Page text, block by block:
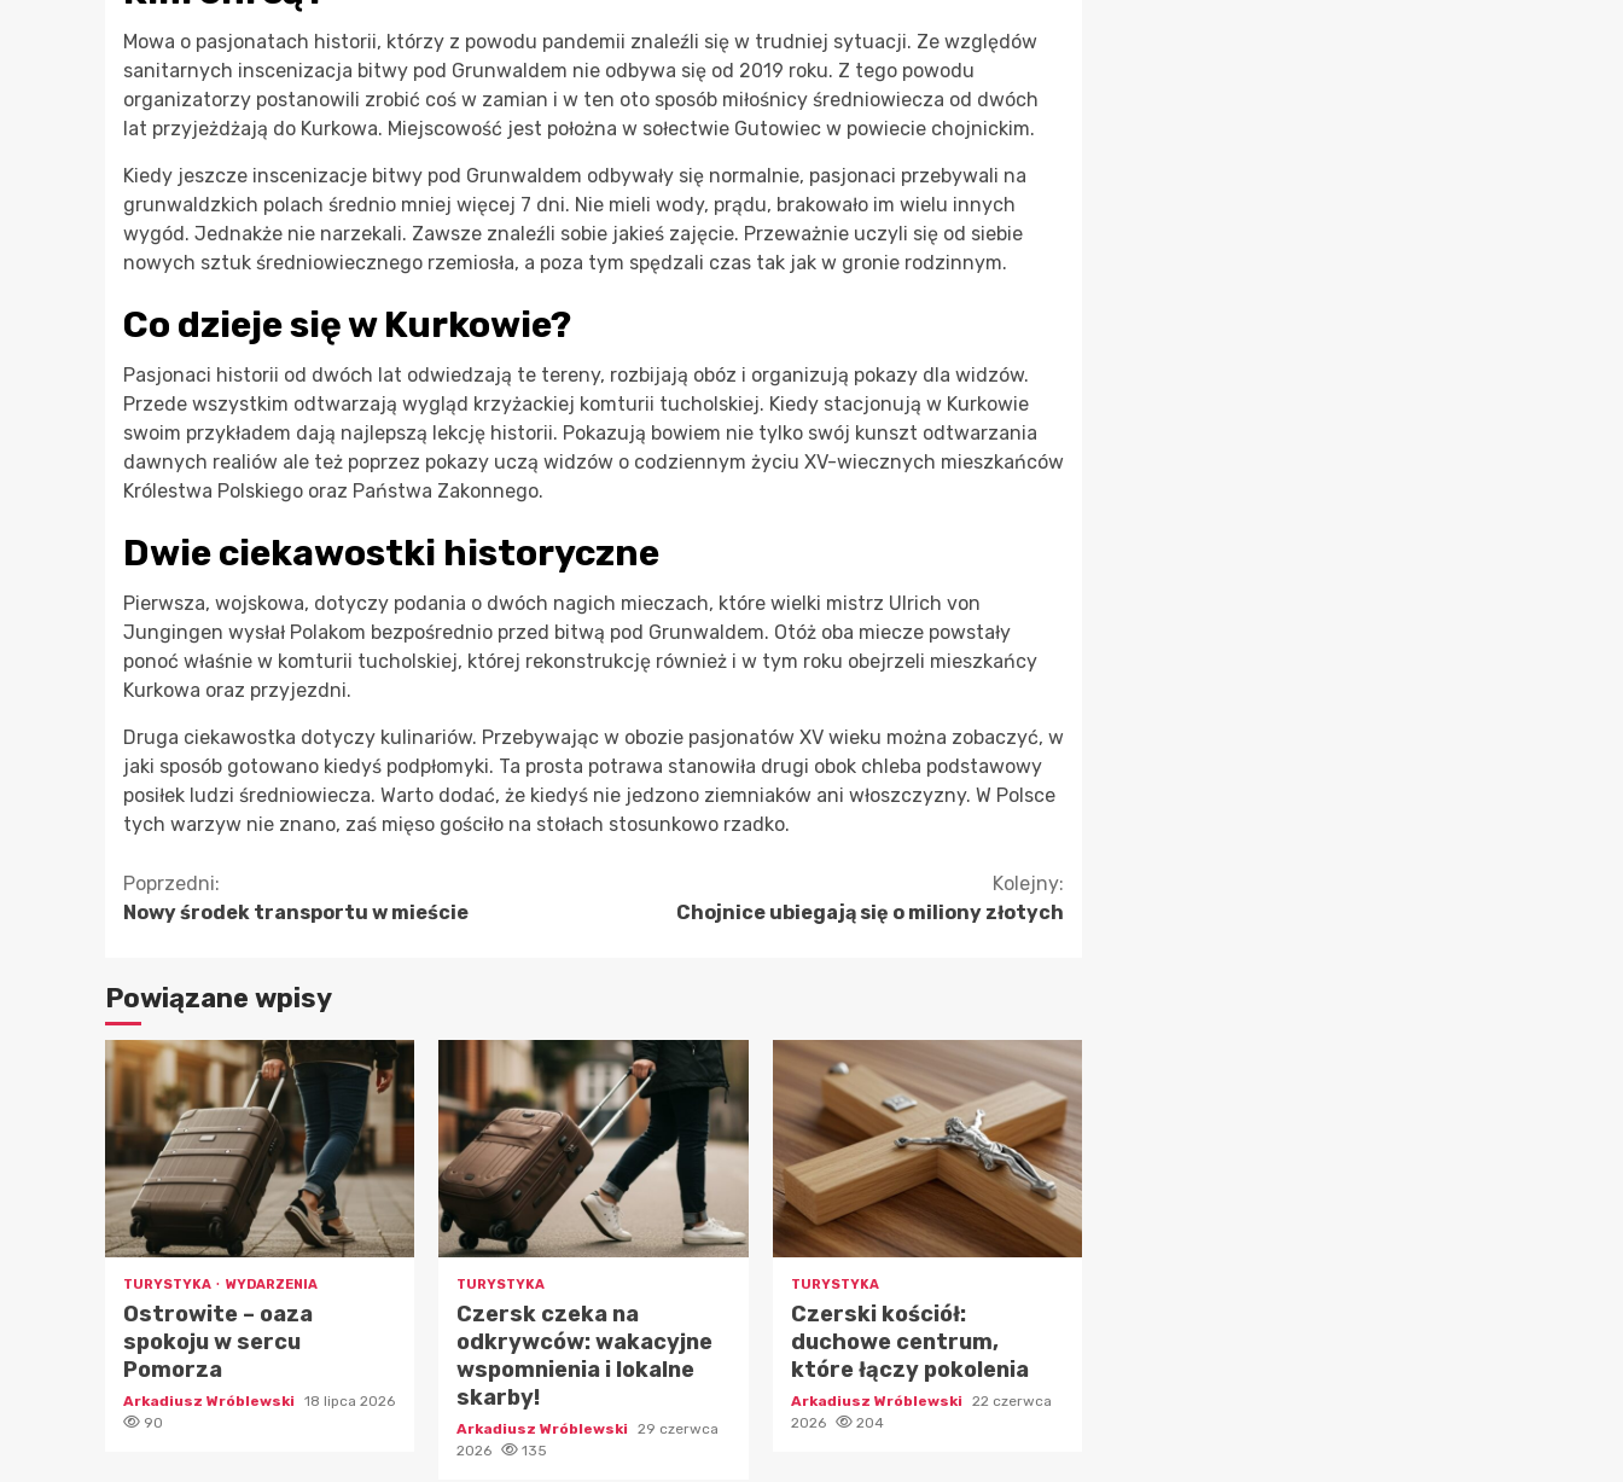
Mowa o pasjonatach historii, którzy z powodu pandemii znaleźli się w trudniej sytuacji. Ze względów
sanitarnych inscenizacja bitwy pod Grunwaldem nie odbywa się od 2019 roku. Z tego powodu
organizatorzy postanowili zrobić coś w zamian i w ten oto sposób miłośnicy średniowiecza od dwóch
lat przyjeżdżają do Kurkowa. Miejscowość jest położna w sołectwie Gutowiec w powiecie chojnickim.
Kiedy jeszcze inscenizacje bitwy pod Grunwaldem odbywały się normalnie, pasjonaci przebywali na
grunwaldzkich polach średnio mniej więcej 7 dni. Nie mieli wody, prądu, brakowało im wielu innych
wygód. Jednakże nie narzekali. Zawsze znaleźli sobie jakieś zajęcie. Przeważnie uczyli się od siebie
nowych sztuk średniowiecznego rzemiosła, a poza tym spędzali czas tak jak w gronie rodzinnym.
Co dzieje się w Kurkowie?
Pasjonaci historii od dwóch lat odwiedzają te tereny, rozbijają obóz i organizują pokazy dla widzów.
Przede wszystkim odtwarzają wygląd krzyżackiej komturii tucholskiej. Kiedy stacjonują w Kurkowie
swoim przykładem dają najlepszą lekcję historii. Pokazują bowiem nie tylko swój kunszt odtwarzania
dawnych realiów ale też poprzez pokazy uczą widzów o codziennym życiu XV-wiecznych mieszkańców
Królestwa Polskiego oraz Państwa Zakonnego.
Dwie ciekawostki historyczne
Pierwsza, wojskowa, dotyczy podania o dwóch nagich mieczach, które wielki mistrz Ulrich von
Jungingen wysłał Polakom bezpośrednio przed bitwą pod Grunwaldem. Otóż oba miecze powstały
ponoć właśnie w komturii tucholskiej, której rekonstrukcję również i w tym roku obejrzeli mieszkańcy
Kurkowa oraz przyjezdni.
Druga ciekawostka dotyczy kulinariów. Przebywając w obozie pasjonatów XV wieku można zobaczyć, w
jaki sposób gotowano kiedyś podpłomyki. Ta prosta potrawa stanowiła drugi obok chleba podstawowy
posiłek ludzi średniowiecza. Warto dodać, że kiedyś nie jedzono ziemniaków ani włoszczyzny. W Polsce
tych warzyw nie znano, zaś mięso gościło na stołach stosunkowo rzadko.
Kontynuuj
Poprzedni:
Nowy środek transportu w mieście
Kolejny:
Chojnice ubiegają się o miliony złotych
Powiązane wpisy
TURYSTYKA WYDARZENIA
Ostrowite – oaza
spokoju w sercu
Pomorza
Arkadiusz Wróblewski
18 lipca 2026
90
TURYSTYKA
Czersk czeka na
odkrywców: wakacyjne
wspomnienia i lokalne
skarby!
Arkadiusz Wróblewski
29 czerwca
2026
135
TURYSTYKA
Czerski kościół:
duchowe centrum,
które łączy pokolenia
Arkadiusz Wróblewski
22 czerwca
2026
204